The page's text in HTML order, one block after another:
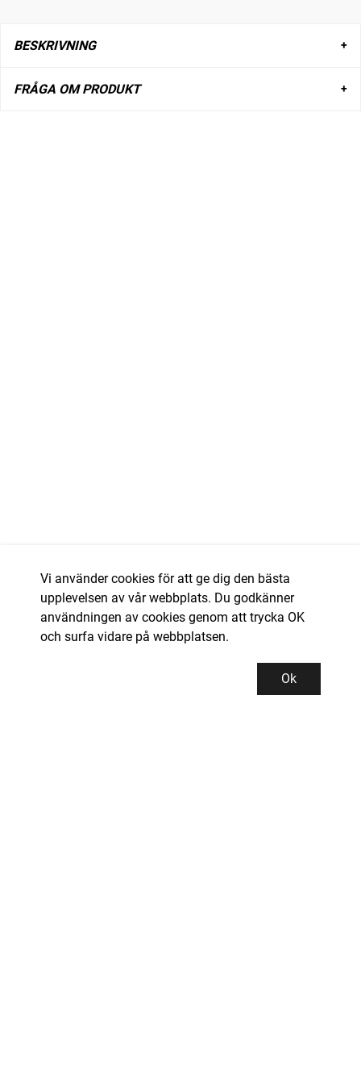
BESKRIVNING
FRÅGA OM PRODUKT
Vi använder cookies för att ge dig den bästa
upplevelsen av vår webbplats. Du godkänner
användningen av cookies genom att trycka OK
och surfa vidare på webbplatsen.
Ok